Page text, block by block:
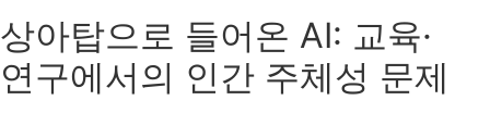
상아탑으로 들어온 AI: 교육·
연구에서의 인간 주체성 문제